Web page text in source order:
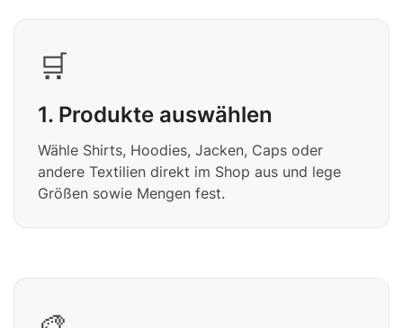
🛒
1. Produkte auswählen
Wähle Shirts, Hoodies, Jacken, Caps oder
andere Textilien direkt im Shop aus und lege
Größen sowie Mengen fest.